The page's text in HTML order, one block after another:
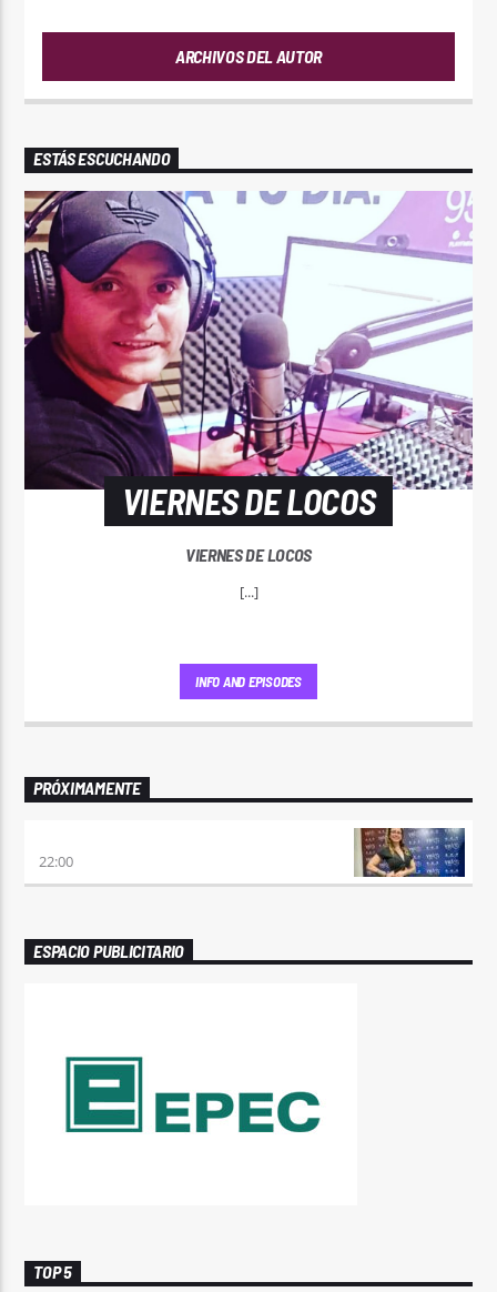
ARCHIVOS DEL AUTOR
ESTÁS ESCUCHANDO
VIERNES DE LOCOS
VIERNES DE LOCOS
[...]
INFO AND EPISODES
PRÓXIMAMENTE
22:00
ESPACIO PUBLICITARIO
TOP 5